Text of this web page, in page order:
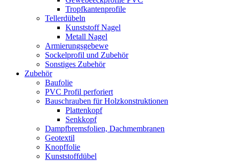
Tropfkantenprofile
Tellerdübeln
Kunststoff Nagel
Metall Nagel
Armierungsgebewe
Sockelprofil und Zubehör
Sonstiges Zubehör
Zubehör
Baufolie
PVC Profil perforiert
Bauschrauben für Holzkonstruktionen
Plattenkopf
Senkkopf
Dampfbremsfolien, Dachmembranen
Geotextil
Knopffolie
Kunststoffdübel